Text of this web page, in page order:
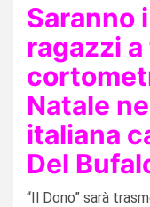
Saranno
ragazzi
Natale
italiana
Del
“Il Dono” sarà